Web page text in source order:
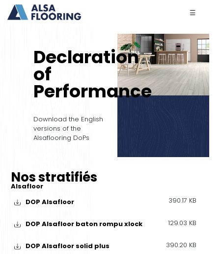
☰
Declaration
of
Performance
Download the English
versions of the
Alsaflooring DoPs
Nos stratifiés
Alsafloor
DOP Alsafloor
390.17 KB
DOP Alsafloor baton rompu xlock 129.03 KB
DOP Alsafloor solid plus 390.20 KB